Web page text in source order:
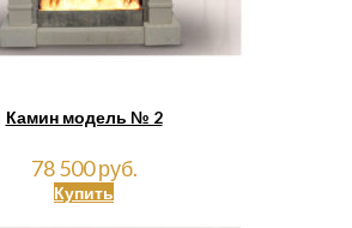
Камин модель № 2
78 500 руб.
Купить